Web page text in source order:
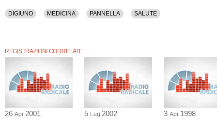
DIGIUNO MEDICINA PANNELLA SALUTE
REGISTRAZIONI CORRELATE
26 Apr 2001 5 Lug 2002 3 Apr 1998